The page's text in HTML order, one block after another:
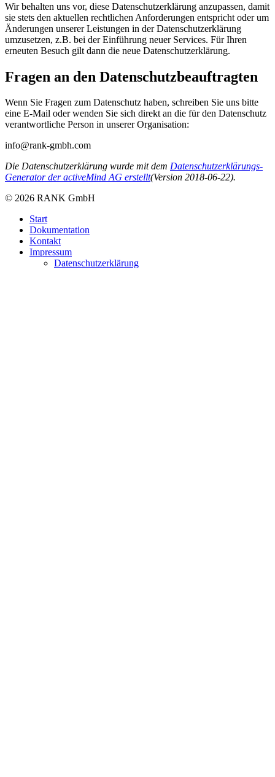
Wir behalten uns vor, diese Datenschutzerklärung anzupassen, damit
sie stets den aktuellen rechtlichen Anforderungen entspricht oder um
Änderungen unserer Leistungen in der Datenschutzerklärung
umzusetzen, z.B. bei der Einführung neuer Services. Für Ihren
erneuten Besuch gilt dann die neue Datenschutzerklärung.
Fragen an den Datenschutzbeauftragten
Wenn Sie Fragen zum Datenschutz haben, schreiben Sie uns bitte
eine E-Mail oder wenden Sie sich direkt an die für den Datenschutz
verantwortliche Person in unserer Organisation:
info@rank-gmbh.com
Die Datenschutzerklärung wurde mit dem Datenschutzerklärungs-
Generator der activeMind AG erstellt(Version 2018-06-22).
© 2026 RANK GmbH
Start
Dokumentation
Kontakt
Impressum
Datenschutzerklärung